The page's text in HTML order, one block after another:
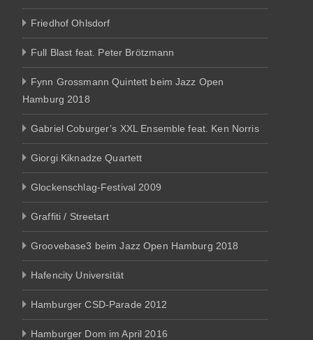
Friedhof Ohlsdorf
Full Blast feat. Peter Brötzmann
Fynn Grossmann Quintett beim Jazz Open
Hamburg 2018
Gabriel Coburger’s XXL Ensemble feat. Ken Norris
Giorgi Kiknadze Quartett
Glockenschlag-Festival 2009
Graffiti / Streetart
Groovebase3 beim Jazz Open Hamburg 2018
Hafencity Universität
Hamburger CSD-Parade 2012
Hamburger Dom im April 2016